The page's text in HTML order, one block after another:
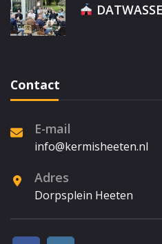
Contact
E-mail
info@kermisheeten.nl
Adres
Dorpsplein Heeten